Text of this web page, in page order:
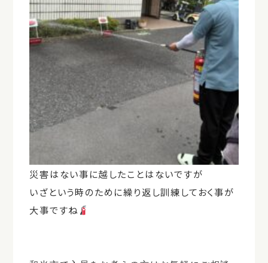
災害はない事に越したことはないですが
いざという時のために繰り返し訓練しておく事が
大事ですね